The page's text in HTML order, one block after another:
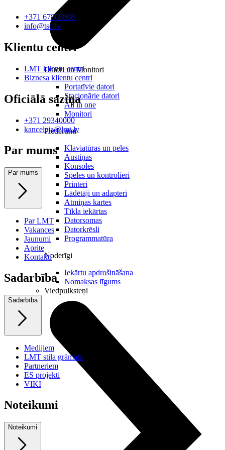
Datori un Monitori
Portatīvie datori
Stacionārie datori
All in one
Monitori
Piederumi
Klaviatūras un peles
Austiņas
Konsoles
Spēles un kontrolieri
Printeri
Lādētāji un adapteri
Atmiņas kartes
Tīkla iekārtas
Datorsomas
Datorkrēsli
Programmatūra
Noderīgi
Iekārtu apdrošināšana
Nomaksas līgums
Viedpulksteņi
+371 67808808
info@tsc.lv
Klientu centri
LMT klientu centri
Biznesa klientu centri
Oficiālā saziņa
+371 29340000
kanceleja@lmt.lv
Par mums
Par mums
Par LMT
Vakances
Jaunumi
Aprite
Kontakti
Sadarbība
Sadarbība
Medijiem
LMT stila grāmata
Partneriem
ES projekti
VIKI
Noteikumi
Noteikumi